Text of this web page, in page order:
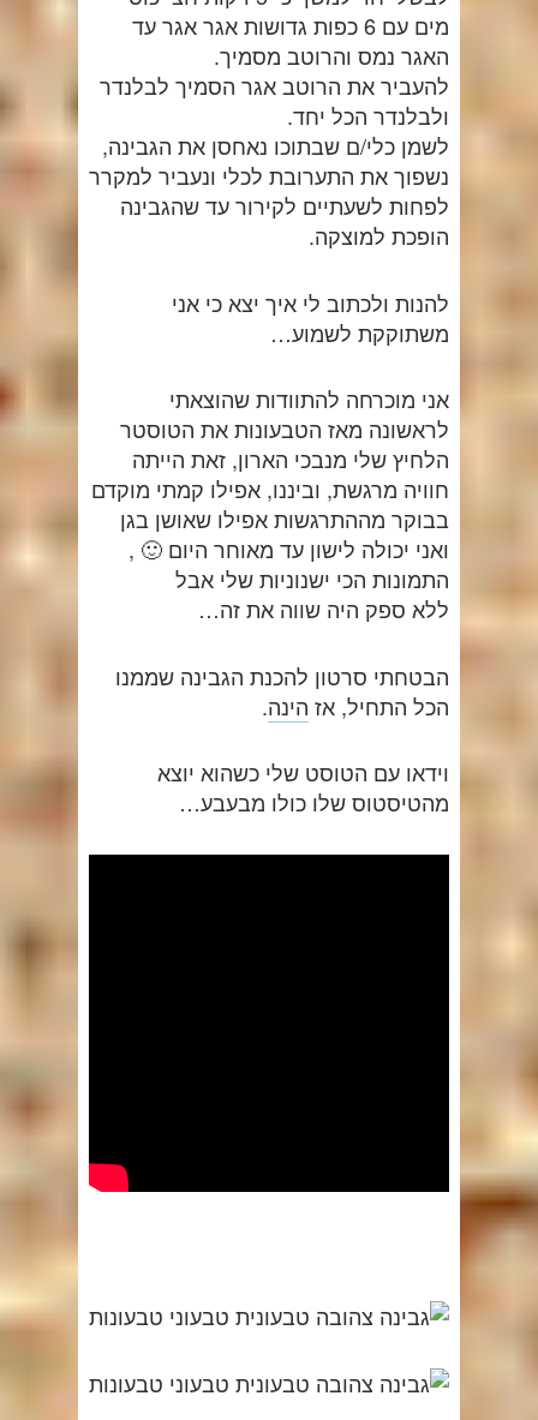
מים עם 6 כפות גדושות אגר אגר עד
האגר נמס והרוטב מסמיך.
להעביר את הרוטב אגר הסמיך לבלנדר
ולבלנדר הכל יחד.
לשמן כלי/ם שבתוכו נאחסן את הגבינה,
נשפוך את התערובת לכלי ונעביר למקרר
לפחות לשעתיים לקירור עד שהגבינה
הופכת למוצקה.
להנות ולכתוב לי איך יצא כי אני
משתוקקת לשמוע…
אני מוכרחה להתוודות שהוצאתי
לראשונה מאז הטבעונות את הטוסטר
הלחיץ שלי מנבכי הארון, זאת הייתה
חוויה מרגשת, וביננו, אפילו קמתי מוקדם
בבוקר מההתרגשות אפילו שאושן בגן
ואני יכולה לישון עד מאוחר היום 🙂 ,
התמונות הכי ישנוניות שלי אבל
ללא ספק היה שווה את זה…
הבטחתי סרטון להכנת הגבינה שממנו
הכל התחיל, אז הינה.
וידאו עם הטוסט שלי כשהוא יוצא
מהטיסטוס שלו כולו מבעבע…